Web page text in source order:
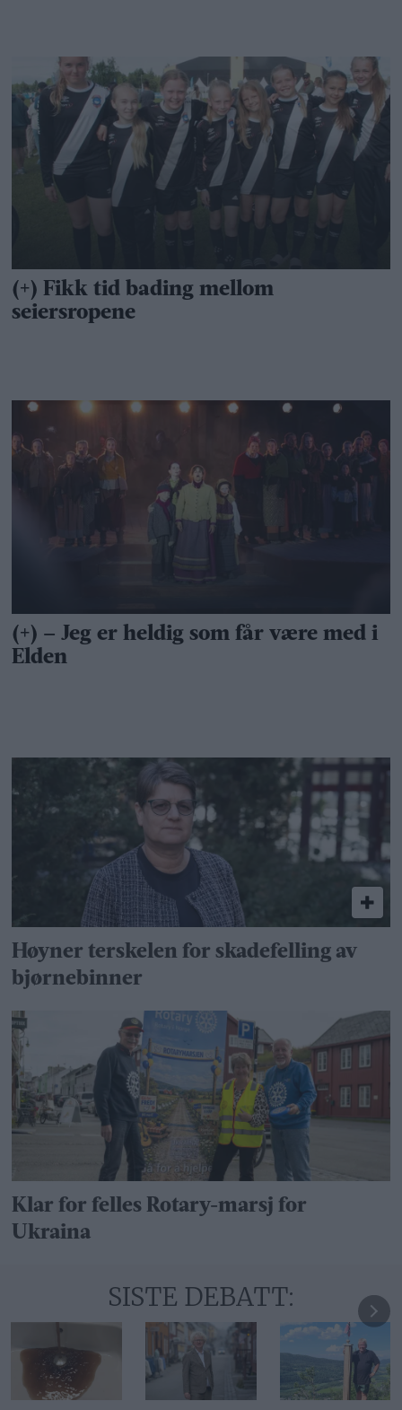
Høyner terskelen for skadefelling av
bjørnebinner
Klar for felles Rotary-marsj for
Ukraina
SISTE DEBATT: